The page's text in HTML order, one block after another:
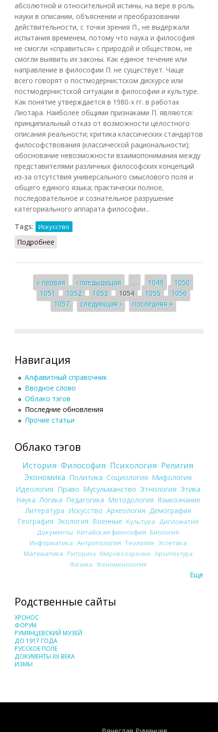
абсолютной и относительной истины, на вере в роль
науки в описании, объяснении и преобразовании
действительности, с точки зрения П., не выдержали
испытания временем, потому что наука и философия
не смогли «справиться» с природой и обществом, не
смогли выявить их законы. Как единое течение или
направление в философии П. не существует. Чаще
всего говорят о постмодернистском дискурсе или
постмодернистской ситуации в философии и культуре.
Как понятие утверждается в 1980-х гг. в работах
Лиотара. Наиболее общими признаками П. являются:
принципиальный отказ от возможности целостного
описания реальности; критика классических стандартов
философствования (классической рациональности);
обоснование невозможности взаимопонимания между
представителями различных философских концепций
из-за отсутствия универсального смыслового поля и
общего единого языка; практически полное,
последовательное и сознательное разрушение
категориального аппарата философии...
Tags:
Искусство
Подробнее
Страницы
« первая ‹ предыдущая … 1049
1050
1051
1052 1053 1054 1055
1056
1057
следующая › последняя »
Навигация
Алфавитный справочник
Вводное слово
Облако тэгов
Последние обновления
Прочие статьи
Облако тэгов
История Философия Психология Религия
Экономика Политика Социология Мифология
Идеология Право Мусульманство Этнология Этика
Наука Логика Педагогика Методология Языкознание
Литература Искусство Археология Демография
География Экология Военные Культура Дипломатия
Документы Китайская философия Биология
Информатика Антропология Теология Эстетика
Математика Риторика Мировоззрение Архитектура
Физика Феноменология
Еще
Родственные сайты
ХРОНОС
ФОРУМ
РУМЯНЦЕВСКИЙ МУЗЕЙ
ДО 1917 ГОДА
РУССКОЕ ПОЛЕ
ДОКУМЕНТЫ XX ВЕКА
ИЗМЫ